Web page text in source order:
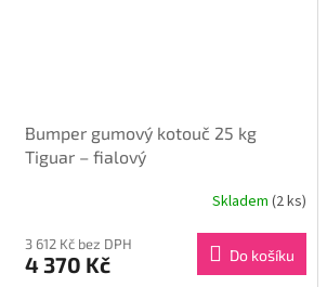
Bumper gumový kotouč 25 kg
Tiguar – fialový
Skladem (2 ks)
3 612 Kč bez DPH
4 370 Kč Do košíku